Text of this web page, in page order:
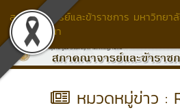
สภาคณาจารย์และข้าราชการ มหาวิทยาลั
มงคลล้านนา
หมวดหมู่ข่าว :